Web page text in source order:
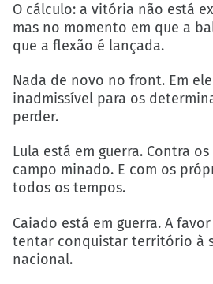
O cálculo: a vitória não está
mas no momento em que a
que a flexão é lançada.
Nada de novo no front. Em
inadmissível para os
perder.
Lula está em guerra. Contra
campo minado. E com os
todos os tempos.
Caiado está em guerra. A
tentar conquistar território à
nacional.